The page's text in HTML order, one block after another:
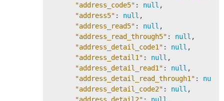
"address_code5" : null ,
"address5" : null ,
"address_read5" : null ,
"address_read_through5" : null ,
"address_detail_code1" : null ,
"address_detail1" : null ,
"address_detail_read1" : null ,
"address_detail_read_through1" : null
"address_detail_code2" : null ,
"address_detail2" : null ,